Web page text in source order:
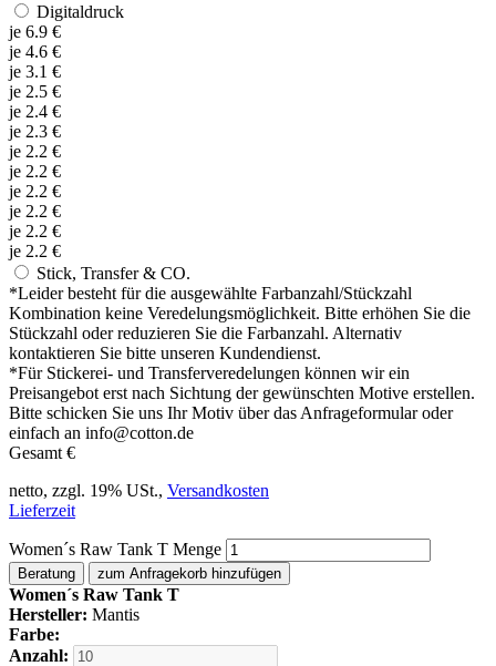
Digitaldruck
je 6.9 €
je 4.6 €
je 3.1 €
je 2.5 €
je 2.4 €
je 2.3 €
je 2.2 €
je 2.2 €
je 2.2 €
je 2.2 €
je 2.2 €
je 2.2 €
Stick, Transfer & CO.
*Leider besteht für die ausgewählte Farbanzahl/Stückzahl
Kombination keine Veredelungsmöglichkeit. Bitte erhöhen Sie die
Stückzahl oder reduzieren Sie die Farbanzahl. Alternativ
kontaktieren Sie bitte unseren Kundendienst.
*Für Stickerei- und Transferveredelungen können wir ein
Preisangebot erst nach Sichtung der gewünschten Motive erstellen.
Bitte schicken Sie uns Ihr Motiv über das Anfrageformular oder
einfach an info@cotton.de
Gesamt €
netto, zzgl. 19% USt., Versandkosten
Lieferzeit
Women´s Raw Tank T Menge
Beratung zum Anfragekorb hinzufügen
Women´s Raw Tank T
Hersteller: Mantis
Farbe:
Anzahl: